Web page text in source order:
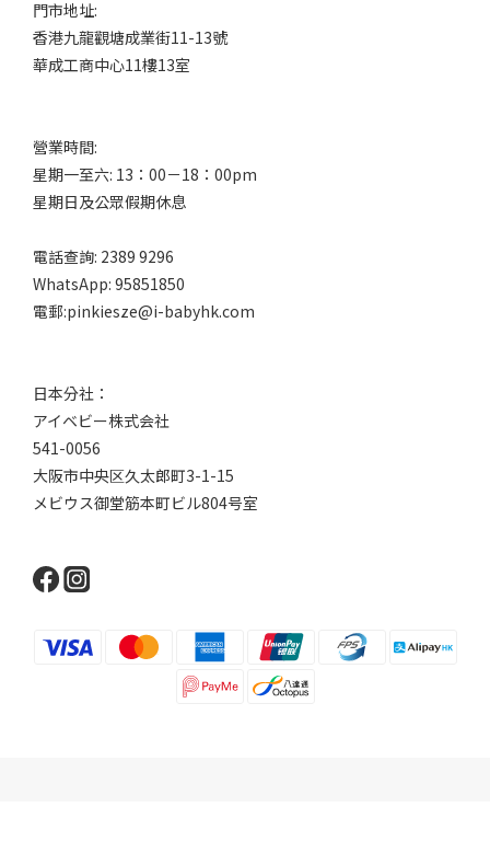
門市地址:
香港九龍觀塘成業街11-13號
華成工商中心11樓13室
營業時間:
星期一至六: 13：00－18：00pm
星期日及公眾假期休息
電話查詢: 2389 9296
WhatsApp: 95851850
電郵:pinkiesze@i-babyhk.com
日本分社：
アイベビー株式会社
541-0056
大阪市中央区久太郎町3-1-15
メビウス御堂筋本町ビル804号室